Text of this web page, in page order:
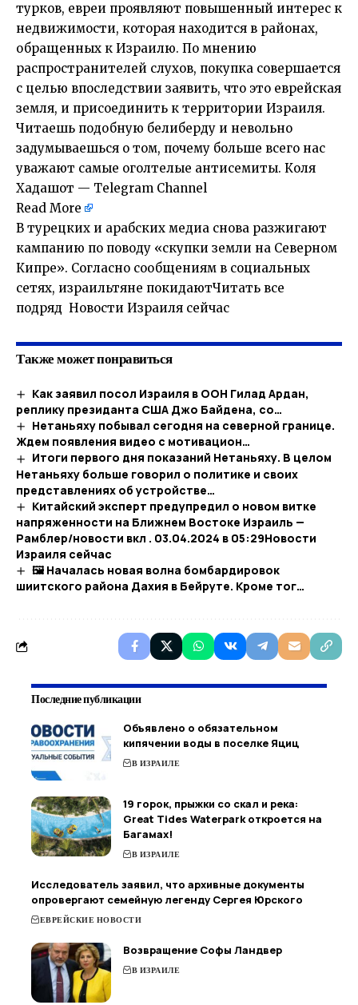
турков, евреи проявляют повышенный интерес к
недвижимости, которая находится в районах,
обращенных к Израилю. По мнению
распространителей слухов, покупка совершается
с целью впоследствии заявить, что это еврейская
земля, и присоединить к территории Израиля.
Читаешь подобную белиберду и невольно
задумываешься о том, почему больше всего нас
уважают самые оголтелые антисемиты. Коля
Хадашот — Telegram Channel
Read More
В турецких и арабских медиа снова разжигают
кампанию по поводу «скупки земли на Северном
Кипре». Согласно сообщениям в социальных
сетях, израильтяне покидаютЧитать все
подряд Новости Израиля сейчас
Также может понравиться
Как заявил посол Израиля в ООН Гилад Ардан,
реплику президанта США Джо Байдена, со…
Нетаньяху побывал сегодня на северной границе.
Ждем появления видео с мотивацион…
Итоги первого дня показаний Нетаньяху. В целом
Нетаньяху больше говорил о политике и своих
представлениях об устройстве…
Китайский эксперт предупредил о новом витке
напряженности на Ближнем Востоке Израиль —
Рамблер/новости вкл . 03.04.2024 в 05:29​Новости
Израиля сейчас
🖼 Началась новая волна бомбардировок
шиитского района Дахия в Бейруте. Кроме тог…
Последние публикации
Объявлено о обязательном
кипячении воды в поселке Яциц
В ИЗРАИЛЕ
19 горок, прыжки со скал и река:
Great Tides Waterpark откроется на
Багамах!
В ИЗРАИЛЕ
Исследователь заявил, что архивные документы
опровергают семейную легенду Сергея Юрского
ЕВРЕЙСКИЕ НОВОСТИ
Возвращение Софы Ландвер
В ИЗРАИЛЕ